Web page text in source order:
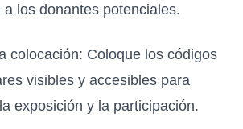
a los donantes potenciales.
colocación: Coloque los códigos
visibles y accesibles para
exposición y la participación.